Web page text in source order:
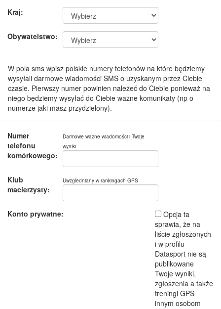
Kraj:
Obywatelstwo:
W pola sms wpisz polskie numery telefonów na które będziemy
wysyłali darmowe wiadomości SMS o uzyskanym przez Ciebie
czasie. Pierwszy numer powinien należeć do Ciebie ponieważ na
niego będziemy wysyłać do Ciebie ważne komunikaty (np o
numerze jaki masz przydzielony).
Numer
telefonu
komórkowego:
Darmowe ważne wiadomości i Twoje
wyniki
Klub
macierzysty:
Uwzgledniany w rankingach GPS
Konto prywatne:
Opcja ta
sprawia, że na
liście zgłoszonych
i w profilu
Datasport nie są
publikowane
Twoje wyniki,
zgłoszenia a także
treningi GPS
innym osobom